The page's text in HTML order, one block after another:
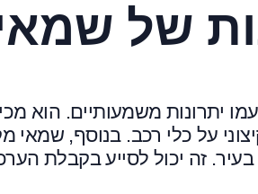
של
יתרונות משמעותיים. הוא
על כלי רכב. בנוסף, שמאי
זה יכול לסייע בקבלת